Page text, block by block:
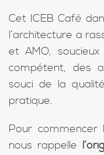
Cet ICEB Café
l’architecture a
et AMO,
compétent, des
souci de la
pratique.
Pour commencer
nous rappelle